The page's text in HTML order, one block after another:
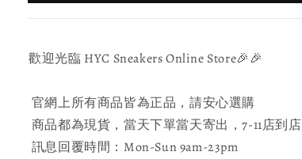
歡迎光臨 HYC Sneakers Online Store🎉🎉
官網上所有商品皆為正品，請安心選購
商品都為現貨，當天下單當天寄出，7-11店到店
訊息回覆時間：Mon-Sun 9am-23pm